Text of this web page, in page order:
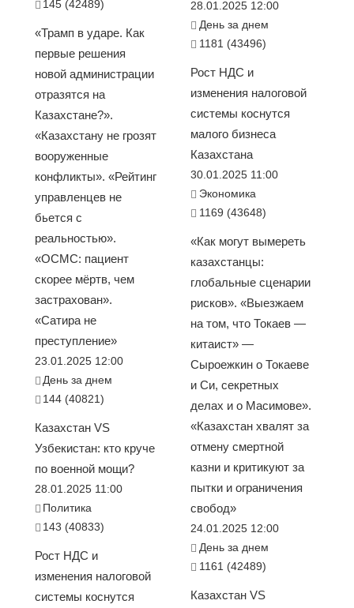
145 (42489)
«Трамп в ударе. Как
первые решения
новой администрации
отразятся на
Казахстане?».
«Казахстану не грозят
вооруженные
конфликты». «Рейтинг
управленцев не
бьется с
реальностью».
«ОСМС: пациент
скорее мёртв, чем
застрахован».
«Сатира не
преступление»
23.01.2025 12:00
День за днем
144 (40821)
Казахстан VS
Узбекистан: кто круче
по военной мощи?
28.01.2025 11:00
Политика
143 (40833)
Рост НДС и
изменения налоговой
системы коснутся
28.01.2025 12:00
День за днем
1181 (43496)
Рост НДС и
изменения налоговой
системы коснутся
малого бизнеса
Казахстана
30.01.2025 11:00
Экономика
1169 (43648)
«Как могут вымереть
казахстанцы:
глобальные сценарии
рисков». «Выезжаем
на том, что Токаев —
китаист» —
Сыроежкин о Токаеве
и Си, секретных
делах и о Масимове».
«Казахстан хвалят за
отмену смертной
казни и критикуют за
пытки и ограничения
свобод»
24.01.2025 12:00
День за днем
1161 (42489)
Казахстан VS